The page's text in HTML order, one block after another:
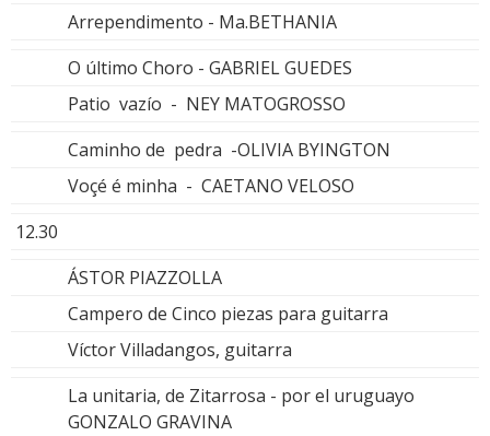
Arrependimento - Ma.BETHANIA
O último Choro - GABRIEL GUEDES
Patio vazío - NEY MATOGROSSO
Caminho de pedra -OLIVIA BYINGTON
Voçé é minha - CAETANO VELOSO
12.30
ÁSTOR PIAZZOLLA
Campero de Cinco piezas para guitarra
Víctor Villadangos, guitarra
La unitaria, de Zitarrosa - por el uruguayo
GONZALO GRAVINA